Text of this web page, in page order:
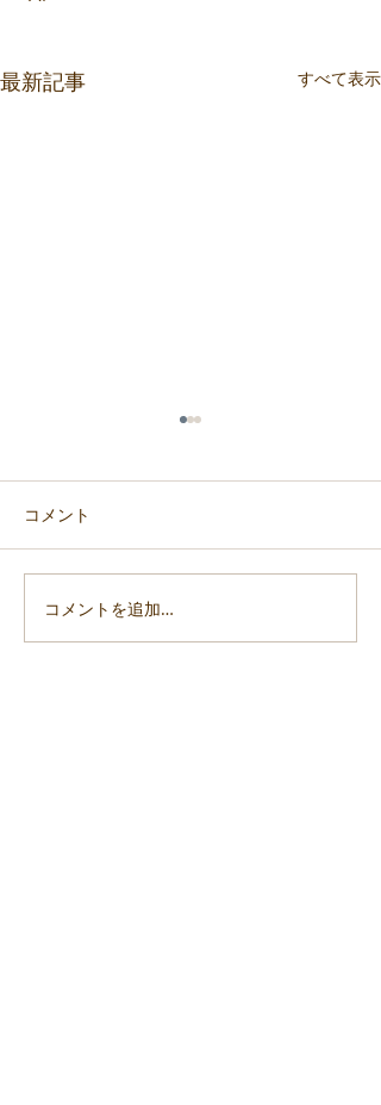
最新記事 すべて表示
「令和6年能登半島地震」
支援活動報告7
コメント
コメントを追加…